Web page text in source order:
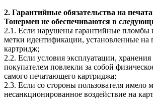
2. Гарантийные обязательства на
Тонермен не обеспечиваются в
2.1. Если нарушены гарантийные пломбы
метки идентификации, установленные на
картридж;
2.2. Если условия эксплуатации,
покупателем повлекли за собой
самого печатающего картриджа;
2.3. Если со стороны пользователя имело
несанкционированное воздействие на